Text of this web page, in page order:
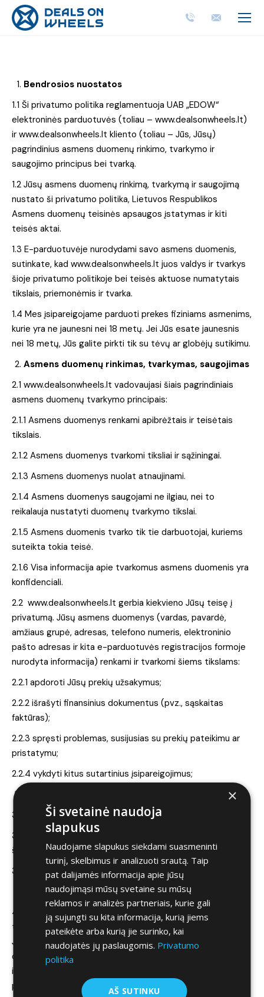
Bendrosios nuostatos
1.1 Ši privatumo politika reglamentuoja UAB „EDOW“
elektroninės parduotuvės (toliau – www.dealsonwheels.lt)
ir www.dealsonwheels.lt kliento (toliau – Jūs, Jūsų)
pagrindinius asmens duomenų rinkimo, tvarkymo ir
saugojimo principus bei tvarką.
1.2 Jūsų asmens duomenų rinkimą, tvarkymą ir saugojimą
nustato ši privatumo politika, Lietuvos Respublikos
Asmens duomenų teisinės apsaugos įstatymas ir kiti
teisės aktai.
1.3 E-parduotuvėje nurodydami savo asmens duomenis,
sutinkate, kad www.dealsonwheels.lt juos valdys ir tvarkys
šioje privatumo politikoje bei teisės aktuose numatytais
tikslais, priemonėmis ir tvarka.
1.4 Mes įsipareigojame parduoti prekes fiziniams asmenims,
kurie yra ne jaunesni nei 18 metų. Jei Jūs esate jaunesnis
nei 18 metų, Jūs galite pirkti tik su tėvų ar globėjų sutikimu.
Asmens duomenų rinkimas, tvarkymas, saugojimas
2.1 www.dealsonwheels.lt vadovaujasi šiais pagrindiniais
asmens duomenų tvarkymo principais:
2.1.1 Asmens duomenys renkami apibrėžtais ir teisėtais
tikslais.
2.1.2 Asmens duomenys tvarkomi tiksliai ir sąžiningai.
2.1.3 Asmens duomenys nuolat atnaujinami.
2.1.4 Asmens duomenys saugojami ne ilgiau, nei to
reikalauja nustatyti duomenų tvarkymo tikslai.
2.1.5 Asmens duomenis tvarko tik tie darbuotojai, kuriems
suteikta tokia teisė.
2.1.6 Visa informacija apie tvarkomus asmens duomenis yra
konfidenciali.
2.2 www.dealsonwheels.lt gerbia kiekvieno Jūsų teisę į
privatumą. Jūsų asmens duomenys (vardas, pavardė,
amžiaus grupė, adresas, telefono numeris, elektroninio
pašto adresas ir kita e-parduotuvės registracijos formoje
nurodyta informacija) renkami ir tvarkomi šiems tikslams:
2.2.1 apdoroti Jūsų prekių užsakymus;
2.2.2 išrašyti finansinius dokumentus (pvz., sąskaitas
faktūras);
2.2.3 spręsti problemas, susijusias su prekių pateikimu ar
pristatymu;
2.2.4 vykdyti kitus sutartinius įsipareigojimus;
Asmens duomenų perdavimas trečiosioms šalims
3.1 Asmens duomenų perdavimas trečiosioms šalims
3.1.2 Pardavėjas turi teisę perduoti informaciją trečioms
šalims, tik punkto 2.2 tikslams pasiekti.
3.1.3 Tik Lietuvos Respublikos įstatymų nustatyta tvarka.
Registracijos pateikimo taisyklė s
4.1 Jūs registracijos formoje turite pateikti pilną, išsamią ir
teisingą informaciją apie save. Jeigu registracijos formoje
Jūs pateikiate netikslius, melagingus ar klaidinančius
duomenis, mes turime teisę anuliuoti Jūsų registraciją ir
ištrinti duomenis arba apriboti Jūsų galimybes naudotis e-
parduotuve.
×
Ši svetainė naudoja
slapukus
Naudojame slapukus siekdami suasmeninti
turinį, skelbimus ir analizuoti srautą. Taip
pat dalijamės informacija apie jūsų
naudojimąsi mūsų svetaine su mūsų
reklamos ir analizės partneriais, kurie gali
ją sujungti su kita informacija, kurią jiems
pateikėte arba kurią jie surinko, kai
naudojatės jų paslaugomis. Privatumo
politika
AŠ SUTINKU